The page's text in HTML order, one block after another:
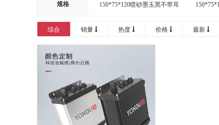
规格 150*75*120喷砂墨玉黑不带耳
注：可定制壳体长度，详情请咨询客服
综合 销量 热度 价格 最新